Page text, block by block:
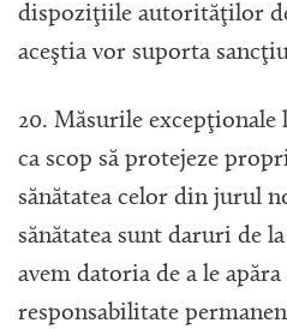
dispoziţiile autorităţilor
aceştia vor suporta
20. Măsurile
ca scop să protejeze
sănătatea celor din jurul
sănătatea sunt daruri de
avem datoria de a le
responsabilitate